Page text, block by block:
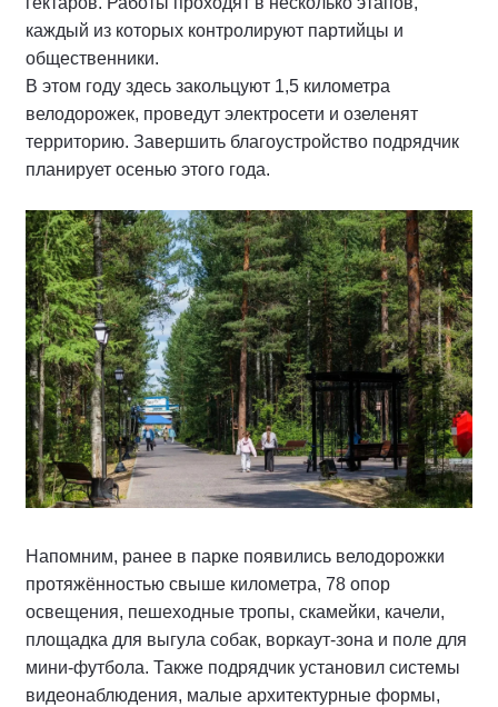
каждый из которых контролируют партийцы и
общественники.
В этом году здесь закольцуют 1,5 километра
велодорожек, проведут электросети и озеленят
территорию. Завершить благоустройство подрядчик
планирует осенью этого года.
Напомним, ранее в парке появились велодорожки
протяжённостью свыше километра, 78 опор
освещения, пешеходные тропы, скамейки, качели,
площадка для выгула собак, воркаут-зона и поле для
мини-футбола. Также подрядчик установил системы
видеонаблюдения, малые архитектурные формы,